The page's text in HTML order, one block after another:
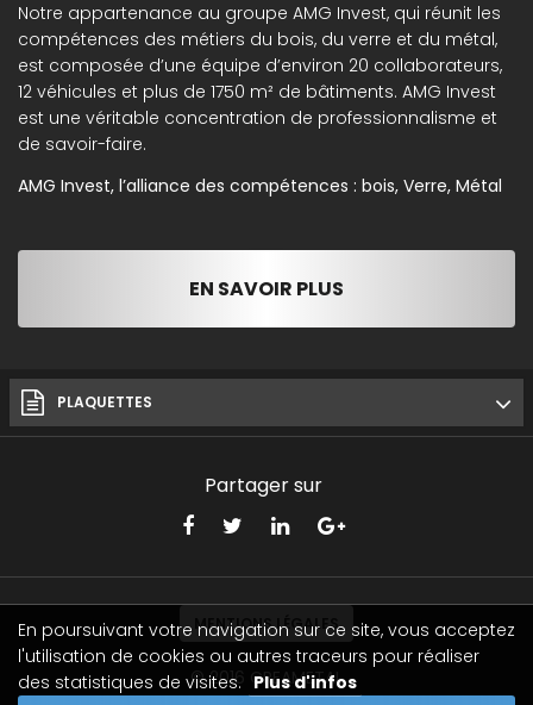
Notre appartenance au groupe AMG Invest, qui réunit les
compétences des métiers du bois, du verre et du métal,
est composée d’une équipe d’environ 20 collaborateurs,
12 véhicules et plus de 1750 m² de bâtiments. AMG Invest
est une véritable concentration de professionnalisme et
de savoir-faire.
AMG Invest, l’alliance des compétences : bois, Verre, Métal
EN SAVOIR PLUS
PLAQUETTES
Partager sur
MENTIONS LÉGALES
© 2016 CREAMETAL
En poursuivant votre navigation sur ce site, vous acceptez
l'utilisation de cookies ou autres traceurs pour réaliser
des statistiques de visites. Plus d'infos